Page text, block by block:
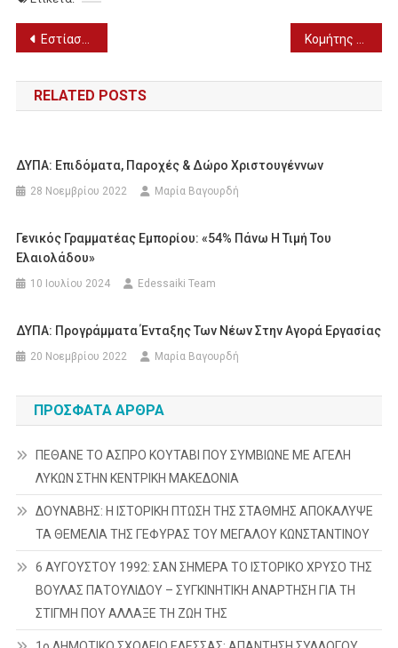
Πλοήγηση
άρθρων
Εστίαση: Μείωση τζίρου κατά 76,2 εκατ. ευρώ για το 2021
RELATED POSTS
ΔΥΠΑ: Επιδόματα, Παροχές & Δώρο Χριστουγέννων
28 Νοεμβρίου 2022 Μαρία Βαγουρδή
Γενικός Γραμματέας Εμπορίου: «54% Πάνω Η Τιμή Του
Ελαιολάδου»
10 Ιουλίου 2024 Edessaiki Team
ΔΥΠΑ: Προγράμματα Ένταξης Των Νέων Στην Αγορά Εργασίας
20 Νοεμβρίου 2022 Μαρία Βαγουρδή
ΠΡΌΣΦΑΤΑ ΆΡΘΡΑ
ΠΕΘΑΝΕ ΤΟ ΑΣΠΡΟ ΚΟΥΤΑΒΙ ΠΟΥ ΣΥΜΒΙΩΝΕ ΜΕ ΑΓΕΛΗ
ΛΥΚΩΝ ΣΤΗΝ ΚΕΝΤΡΙΚΗ ΜΑΚΕΔΟΝΙΑ
ΔΟΥΝΑΒΗΣ: Η ΙΣΤΟΡΙΚΗ ΠΤΩΣΗ ΤΗΣ ΣΤΑΘΜΗΣ ΑΠΟΚΑΛΥΨΕ
ΤΑ ΘΕΜΕΛΙΑ ΤΗΣ ΓΕΦΥΡΑΣ ΤΟΥ ΜΕΓΑΛΟΥ ΚΩΝΣΤΑΝΤΙΝΟΥ
6 ΑΥΓΟΥΣΤΟΥ 1992: ΣΑΝ ΣΗΜΕΡΑ ΤΟ ΙΣΤΟΡΙΚΟ ΧΡΥΣΟ ΤΗΣ
ΒΟΥΛΑΣ ΠΑΤΟΥΛΙΔΟΥ – ΣΥΓΚΙΝΗΤΙΚΗ ΑΝΑΡΤΗΣΗ ΓΙΑ ΤΗ
ΣΤΙΓΜΗ ΠΟΥ ΑΛΛΑΞΕ ΤΗ ΖΩΗ ΤΗΣ